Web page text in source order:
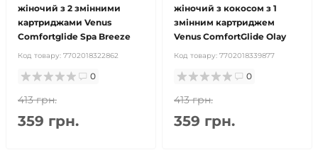
жіночий з 2 змінними
картриджами Venus
Comfortglide Spa Breeze
Код товару: 7702018322862
0
413 грн.
359 грн.
жіночий з кокосом з 1
змінним картриджем
Venus ComfortGlide Olay
Код товару: 7702018339877
0
413 грн.
359 грн.